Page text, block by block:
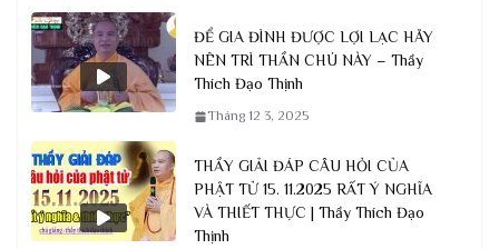
ĐỂ GIA ĐÌNH ĐƯỢC LỢI LẠC HÃY
NÊN TRÌ THẦN CHÚ NÀY – Thầy
Thích Đạo Thịnh
Tháng 12 3, 2025
THẦY GIẢI ĐÁP CÂU HỎI CỦA
PHẬT TỬ 15. 11.2025 RẤT Ý NGHĨA
VÀ THIẾT THỰC | Thầy Thích Đạo
Thịnh